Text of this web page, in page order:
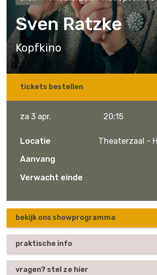
Sven Ratzke
Kopfkino
Delen
Facebook Whatsapp
tickets bestellen
za 3 apr. 20:15
Locatie
Theaterzaal -
Aanvang
Verwacht einde
bekijk ons showprogramma
praktische info
vragen? stel ze hier